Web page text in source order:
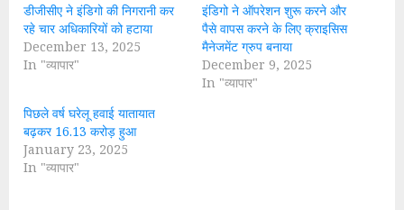
डीजीसीए ने इंडिगो की निगरानी कर
रहे चार अधिकारियों को हटाया
December 13, 2025
In "व्यापार"
इंडिगो ने ऑपरेशन शुरू करने और
पैसे वापस करने के लिए क्राइसिस
मैनेजमेंट ग्रुप बनाया
December 9, 2025
In "व्यापार"
पिछले वर्ष घरेलू हवाई यातायात
बढ़कर 16.13 करोड़ हुआ
January 23, 2025
In "व्यापार"